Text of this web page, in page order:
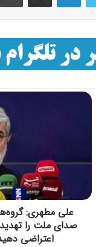
علی مطهری:
صدای ملت را
اعتراضی